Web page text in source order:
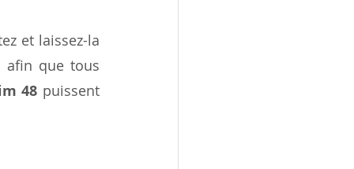
et laissez-la
afin que tous
48 puissent